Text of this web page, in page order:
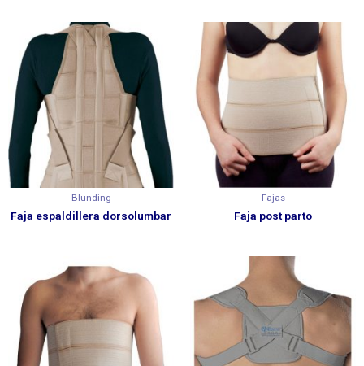
Blunding
Faja espaldillera dorsolumbar
Fajas
Faja post parto